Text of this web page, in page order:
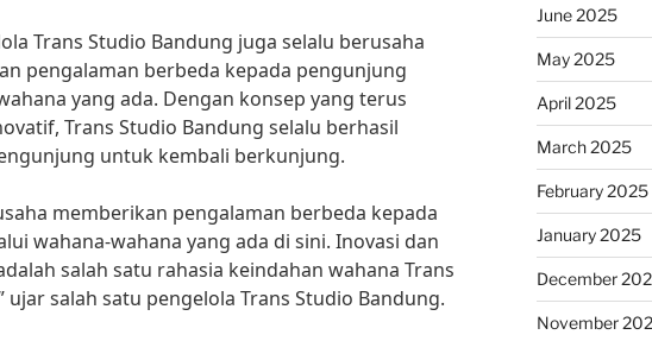
Trans Studio Bandung juga selalu berusaha
pengalaman berbeda kepada pengunjung
yang ada. Dengan konsep yang terus
Trans Studio Bandung selalu berhasil
untuk kembali berkunjung.
memberikan pengalaman berbeda kepada
wahana-wahana yang ada di sini. Inovasi dan
salah satu rahasia keindahan wahana Trans
ujar salah satu pengelola Trans Studio Bandung.
June 2025
May 2025
April 2025
March 2025
February 2025
January 2025
December
November